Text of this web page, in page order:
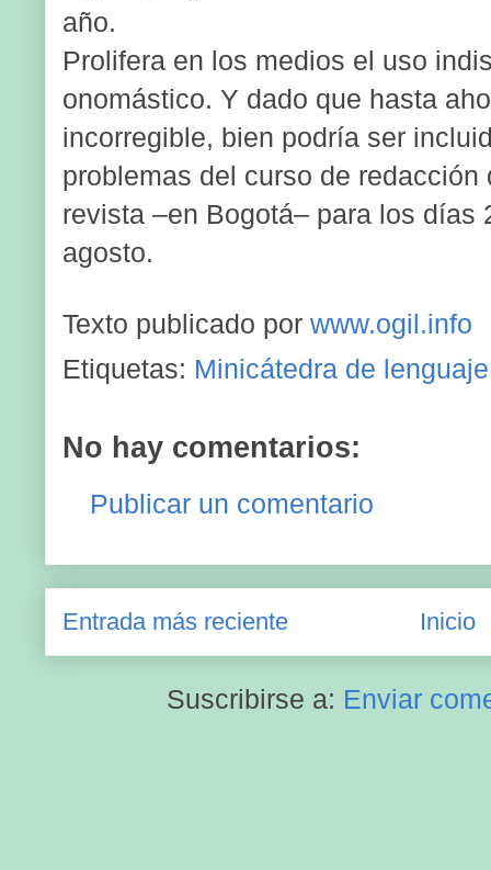
año.
Prolifera en los medios el uso
onomástico. Y dado que hasta
incorregible, bien podría ser
problemas del curso de redacción
revista –en Bogotá– para los días
agosto.
Texto publicado por www.ogil.info
Etiquetas: Minicátedra de lenguaje
No hay comentarios:
Publicar un comentario
Entrada más reciente Inicio
Suscribirse a: Enviar